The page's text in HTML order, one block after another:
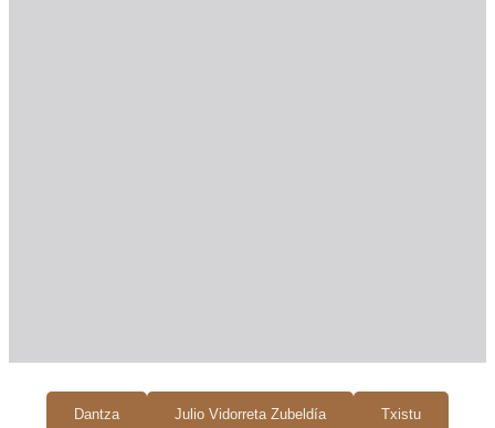
Dantza Julio Vidorreta Zubeldía Txistu